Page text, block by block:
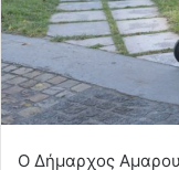
Ο Δήμαρχος